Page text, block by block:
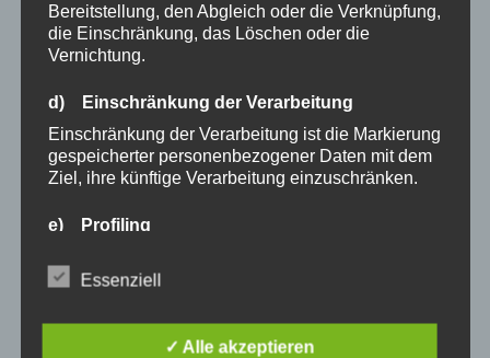
Bereitstellung, den Abgleich oder die Verknüpfung,
die Einschränkung, das Löschen oder die
Vernichtung.
d) Einschränkung der Verarbeitung
Einschränkung der Verarbeitung ist die Markierung
gespeicherter personenbezogener Daten mit dem
Ziel, ihre künftige Verarbeitung einzuschränken.
e) Profiling
Verarbeitung personenbezogener Daten, die darin
verwendet werden, um bestimmte persönliche
Aspekte, die sich auf eine natürliche Person
Essenziell
✓ Alle akzeptieren